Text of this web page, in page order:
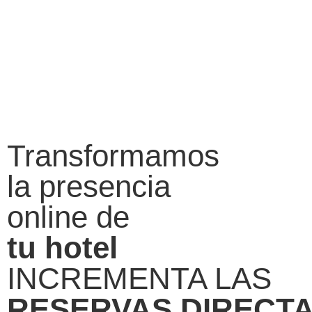
Transformamos
la presencia
online de
tu hotel
INCREMENTA LAS